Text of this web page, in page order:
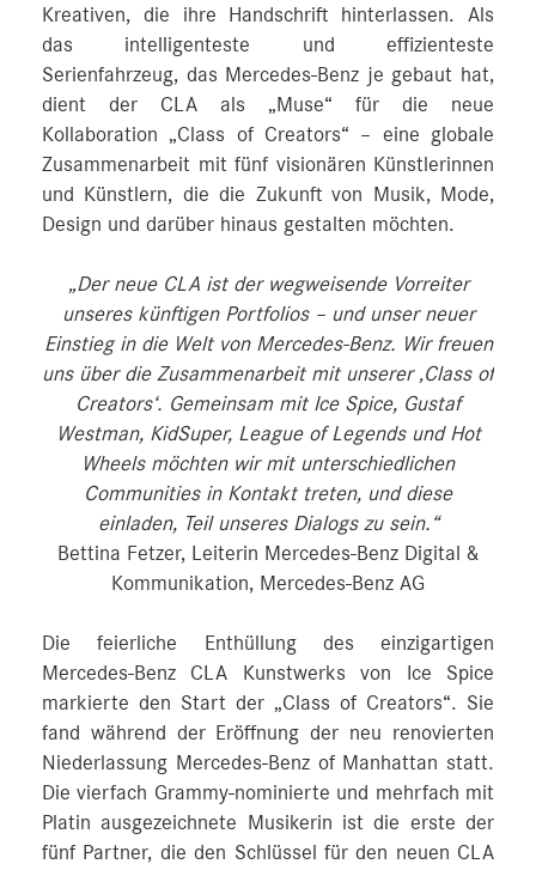
Kreativen, die ihre Handschrift hinterlassen. Als
das intelligenteste und effizienteste
Serienfahrzeug, das Mercedes-Benz je gebaut hat,
dient der CLA als „Muse“ für die neue
Kollaboration „Class of Creators“ – eine globale
Zusammenarbeit mit fünf visionären Künstlerinnen
und Künstlern, die die Zukunft von Musik, Mode,
Design und darüber hinaus gestalten möchten.
„Der neue CLA ist der wegweisende Vorreiter
unseres künftigen Portfolios – und unser neuer
Einstieg in die Welt von Mercedes-Benz. Wir freuen
uns über die Zusammenarbeit mit unserer ‚Class of
Creators‘. Gemeinsam mit Ice Spice, Gustaf
Westman, KidSuper, League of Legends und Hot
Wheels möchten wir mit unterschiedlichen
Communities in Kontakt treten, und diese
einladen, Teil unseres Dialogs zu sein.“
Bettina Fetzer, Leiterin Mercedes-Benz Digital &
Kommunikation, Mercedes-Benz AG
Die feierliche Enthüllung des einzigartigen
Mercedes-Benz CLA Kunstwerks von Ice Spice
markierte den Start der „Class of Creators“. Sie
fand während der Eröffnung der neu renovierten
Niederlassung Mercedes-Benz of Manhattan statt.
Die vierfach Grammy-nominierte und mehrfach mit
Platin ausgezeichnete Musikerin ist die erste der
fünf Partner, die den Schlüssel für den neuen CLA